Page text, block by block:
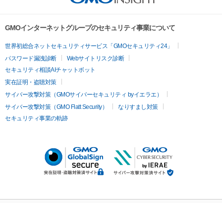
GMOインターネットグループのセキュリティ事業について
世界初総合ネットセキュリティサービス「GMOセキュリティ24」
パスワード漏洩診断
Webサイトリスク診断
セキュリティ相談AIチャットボット
実在証明・盗聴対策
サイバー攻撃対策（GMOサイバーセキュリティ byイエラエ）
サイバー攻撃対策（GMO Flatt Security）
なりすまし対策
セキュリティ事業の軌跡